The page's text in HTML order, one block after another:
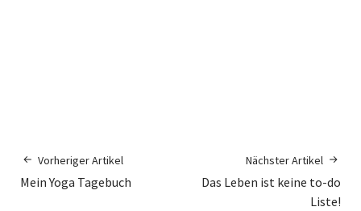
Vorheriger Artikel
Mein Yoga Tagebuch
Nächster Artikel
Das Leben ist keine to-do
Liste!